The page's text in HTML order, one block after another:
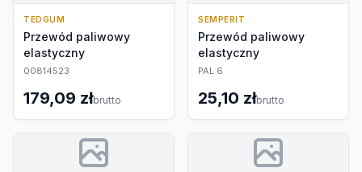
TEDGUM
Przewód paliwowy
elastyczny
00814523
179,09 złbrutto
SEMPERIT
Przewód paliwowy
elastyczny
PAL 6
25,10 złbrutto